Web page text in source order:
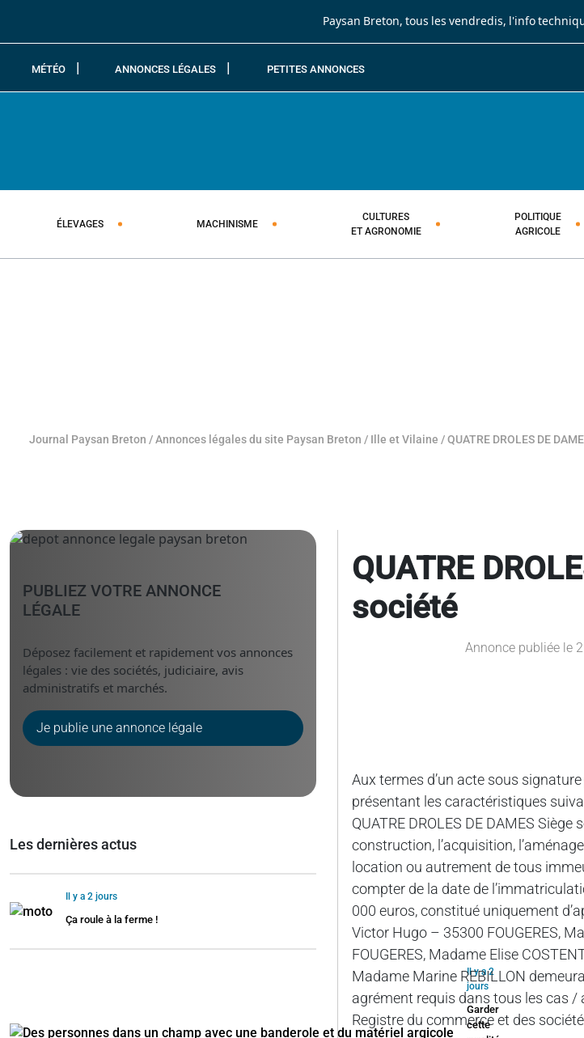
Paysan Breton, tous les vendredis, l'info
MÉTÉO ANNONCES LÉGALES PETITES ANNONCES
ÉLEVAGES MACHINISME
CULTURES
ET AGRONOMIE
POLITIQUE
AGRICOLE
Journal Paysan Breton /Annonces légales du site Paysan Breton / Ille et Vilaine /QUATRE DROLES DE
QUATRE
société
Annonce publiée le
Aux termes d’un acte sous
présentant les caractéristiques
QUATRE DROLES DE DAMES
construction, l’acquisition,
location ou autrement de tous
compter de la date de
000 euros, constitué uniquement
Victor Hugo – 35300 FOUGERES,
FOUGERES, Madame Elise
Madame Marine REBILLON
agrément requis dans tous les cas
Registre du commerce et des
PUBLIEZ VOTRE ANNONCE
LÉGALE
Déposez facilement et rapidement vos annonces
légales : vie des sociétés, judiciaire, avis
administratifs et marchés.
Je publie une annonce légale
Les dernières actus
Il y a 2 jours
Ça roule à la ferme !
Il y a 2
jours
Garder
cette